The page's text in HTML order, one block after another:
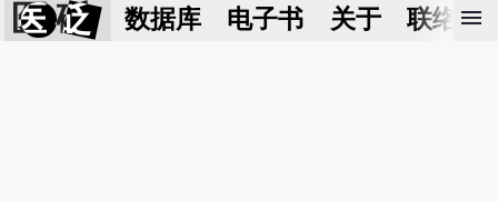
医 砭 数据库 电子书 关于 联络我
menu